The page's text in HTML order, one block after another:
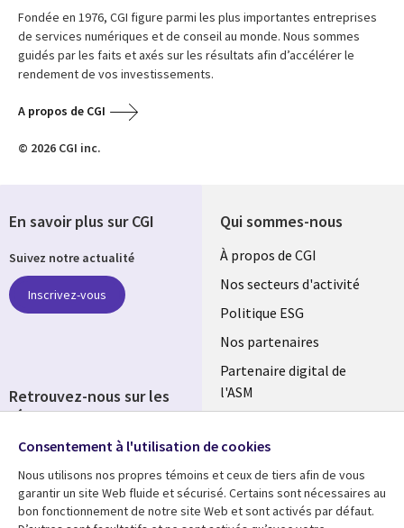
Fondée en 1976, CGI figure parmi les plus importantes entreprises
de services numériques et de conseil au monde. Nous sommes
guidés par les faits et axés sur les résultats afin d’accélérer le
rendement de vos investissements.
A propos de CGI
© 2026 CGI inc.
Qui sommes-nous
Useful
links
FRANCE
À propos de CGI
Nos secteurs d'activité
Politique ESG
Nos partenaires
Partenaire digital de
l'ASM
Fusions
En savoir plus sur CGI
Suivez notre actualité
Inscrivez-vous
Retrouvez-nous sur les
réseaux
Social
Media
FRANCE
Consentement à l'utilisation de cookies
Nous utilisons nos propres témoins et ceux de tiers afin de vous
garantir un site Web fluide et sécurisé. Certains sont nécessaires au
bon fonctionnement de notre site Web et sont activés par défaut.